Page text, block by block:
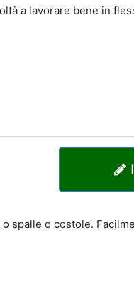
a lavorare bene in
spalle o costole.